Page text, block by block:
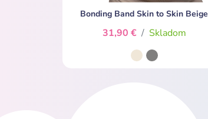
Bonding Band Skin to Skin Beige
31,90 € / Skladom